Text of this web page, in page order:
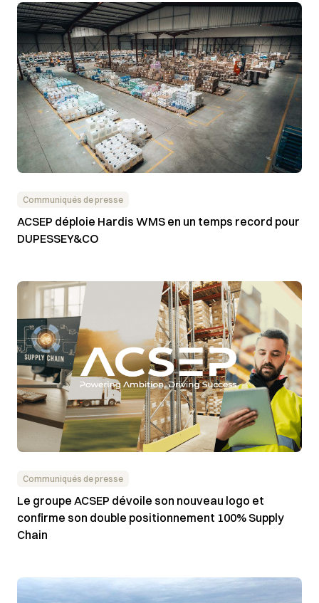
Communiqués de presse
ACSEP déploie Hardis WMS en un temps record pour
DUPESSEY&CO
Communiqués de presse
Le groupe ACSEP dévoile son nouveau logo et
confirme son double positionnement 100% Supply
Chain